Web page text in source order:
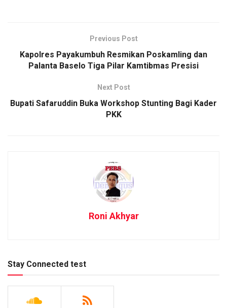
Previous Post
Kapolres Payakumbuh Resmikan Poskamling dan
Palanta Baselo Tiga Pilar Kamtibmas Presisi
Next Post
Bupati Safaruddin Buka Workshop Stunting Bagi Kader
PKK
Roni Akhyar
Stay Connected test